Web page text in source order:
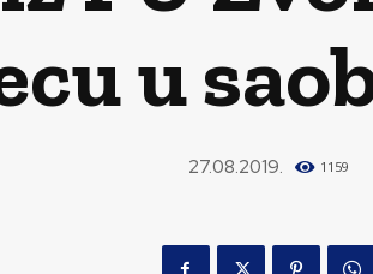
u
27.08.2019. 1159